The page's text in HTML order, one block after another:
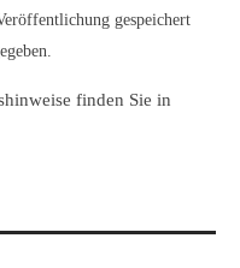
gespeichert
finden Sie in